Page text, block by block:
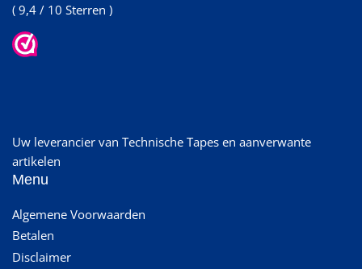
( 9,4 / 10 Sterren )
Uw leverancier van Technische Tapes en aanverwante
artikelen
Menu
Algemene Voorwaarden
Betalen
Disclaimer